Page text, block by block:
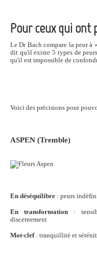
Pour ceux qui ont
Le Dr Bach compare la peur à
dit qu'il existe 5 types de
qu'il est impossible de
Voici des précisions pour
ASPEN (Tremble)
En déséquilibre : peurs
En transformation :
discernement
Mot-clef : tranquillité et